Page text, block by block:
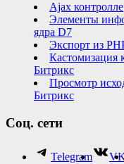
Ajax
Элементы
ядра D7
Экспорт из
Кастомизация
Битрикс
Просмотр
Битрикс
Соц. сети
Telegram